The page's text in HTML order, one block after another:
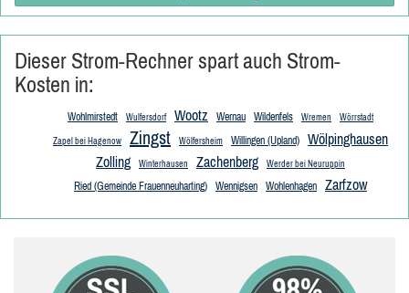
Dieser Strom-Rechner spart auch Strom-
Kosten in:
Wohlmirstedt Wulfersdorf Wootz Wernau Wildenfels Wremen Wörrstadt
Zapel bei Hagenow Zingst Wölfersheim Willingen (Upland)
Wölpinghausen
Zolling
Winterhausen Zachenberg Werder bei Neuruppin
Ried (Gemeinde Frauenneuharting) Wennigsen Wohlenhagen Zarfzow